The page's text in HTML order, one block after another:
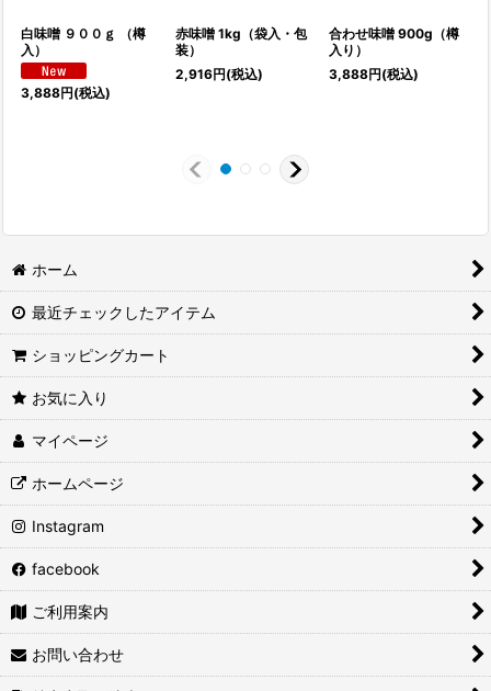
白味噌 ９００ｇ （樽
入）
3,888円(税込)
赤味噌 1kg（袋入・包
装）
2,916円(税込)
合わせ味噌 900g（樽
入り）
3,888円(税込)
ホーム
最近チェックしたアイテム
ショッピングカート
お気に入り
マイページ
ホームページ
Instagram
facebook
ご利用案内
お問い合わせ